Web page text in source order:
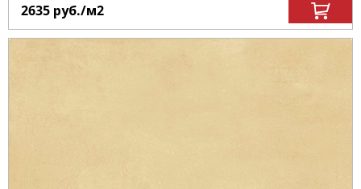
2635 руб./м2